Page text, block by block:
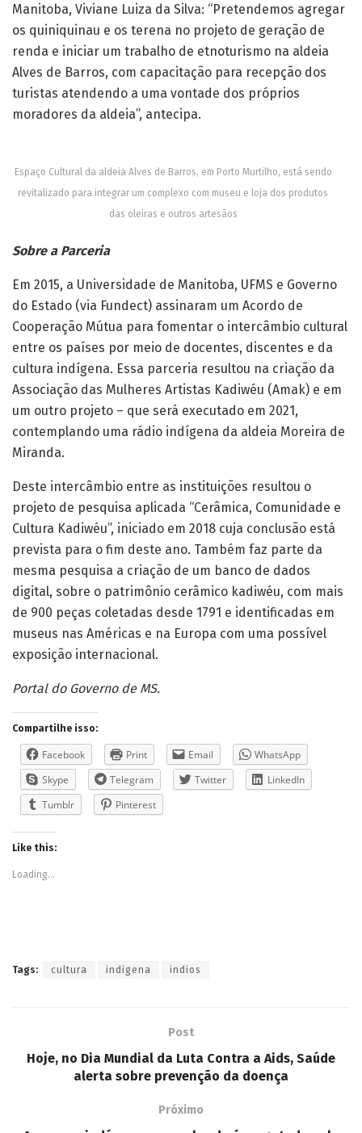
Manitoba, Viviane Luiza da Silva: “Pretendemos agregar
os quiniquinau e os terena no projeto de geração de
renda e iniciar um trabalho de etnoturismo na aldeia
Alves de Barros, com capacitação para recepção dos
turistas atendendo a uma vontade dos próprios
moradores da aldeia”, antecipa.
Espaço Cultural da aldeia Alves de Barros, em Porto Murtilho, está sendo
revitalizado para integrar um complexo com museu e loja dos produtos
das oleiras e outros artesãos
Sobre a Parceria
Em 2015, a Universidade de Manitoba, UFMS e Governo
do Estado (via Fundect) assinaram um Acordo de
Cooperação Mútua para fomentar o intercâmbio cultural
entre os países por meio de docentes, discentes e da
cultura indígena. Essa parceria resultou na criação da
Associação das Mulheres Artistas Kadiwéu (Amak) e em
um outro projeto – que será executado em 2021,
contemplando uma rádio indígena da aldeia Moreira de
Miranda.
Deste intercâmbio entre as instituições resultou o
projeto de pesquisa aplicada “Cerâmica, Comunidade e
Cultura Kadiwéu”, iniciado em 2018 cuja conclusão está
prevista para o fim deste ano. Também faz parte da
mesma pesquisa a criação de um banco de dados
digital, sobre o patrimônio cerâmico kadiwéu, com mais
de 900 peças coletadas desde 1791 e identificadas em
museus nas Américas e na Europa com uma possível
exposição internacional.
Portal do Governo de MS.
Compartilhe isso:
Facebook Print Email
WhatsApp
Skype
Telegram Twitter
LinkedIn
Tumblr
Pinterest
Like this:
Loading...
Tags: cultura indigena indios
Post
Hoje, no Dia Mundial da Luta Contra a Aids, Saúde
alerta sobre prevenção da doença
Próximo